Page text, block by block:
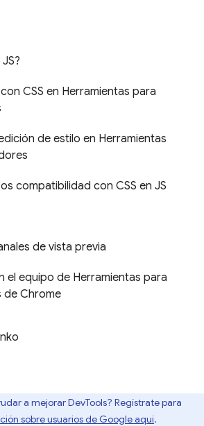
CSS en Herramientas para
de estilo en Herramientas
compatibilidad con CSS en JS
de vista previa
el equipo de Herramientas para
de Chrome
a mejorar DevTools? Regístrate para
sobre usuarios de Google aquí.